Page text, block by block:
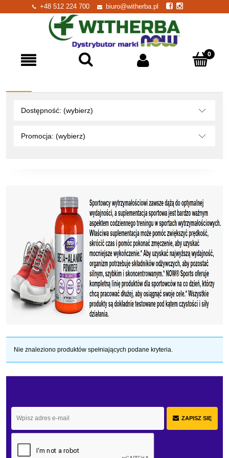
+48 512 224 700 biuro@witherba.pl
Dostępność: (wybierz)
Promocja: (wybierz)
Nie znaleziono produktów spełniających podane kryteria.
ZAPISZ SIĘ